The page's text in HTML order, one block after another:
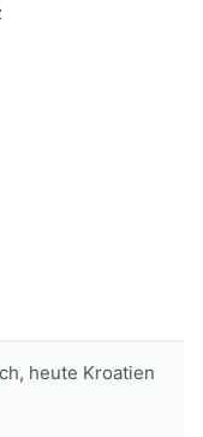
heute Kroatien